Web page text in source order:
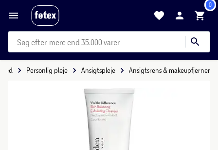
0
mere end 35.000 varer
Personlig pleje Ansigtspleje Ansigtsrens & makeupfjerner